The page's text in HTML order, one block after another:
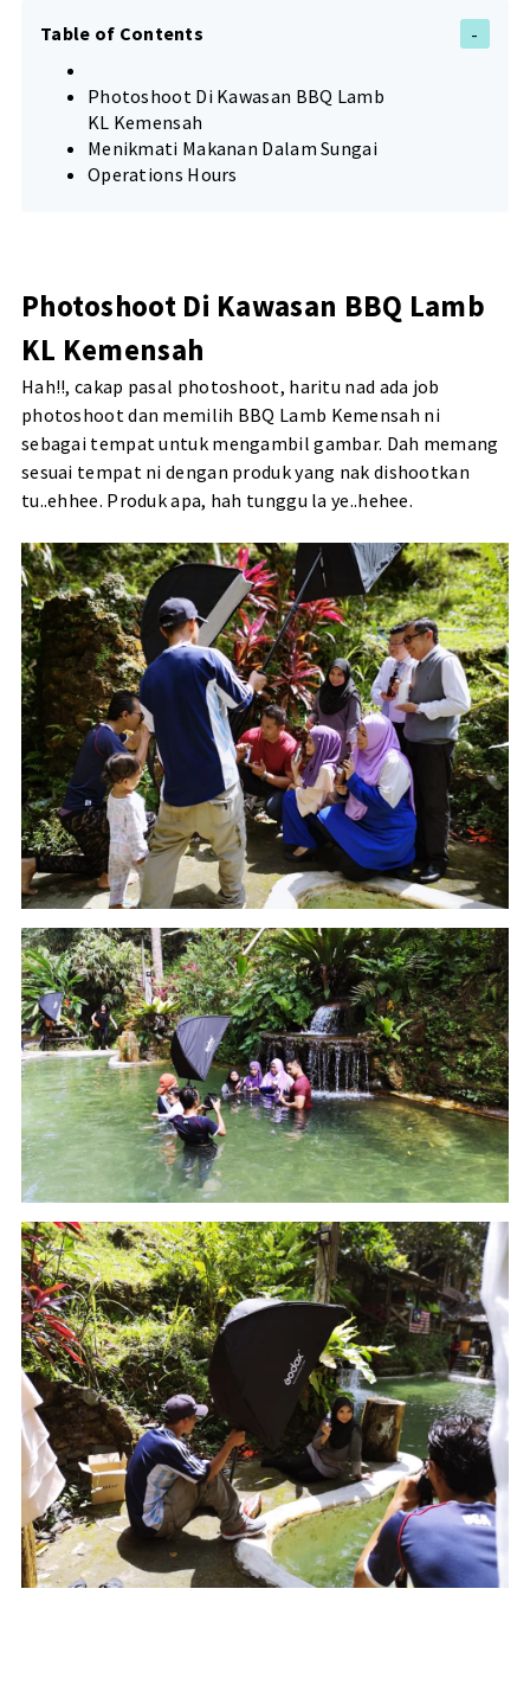
Table of Contents
Photoshoot Di Kawasan BBQ Lamb
KL Kemensah
Menikmati Makanan Dalam Sungai
Operations Hours
Photoshoot Di Kawasan BBQ Lamb
KL Kemensah
Hah!!, cakap pasal photoshoot, haritu nad ada job
photoshoot dan memilih BBQ Lamb Kemensah ni
sebagai tempat untuk mengambil gambar. Dah memang
sesuai tempat ni dengan produk yang nak dishootkan
tu..ehhee. Produk apa, hah tunggu la ye..hehee.